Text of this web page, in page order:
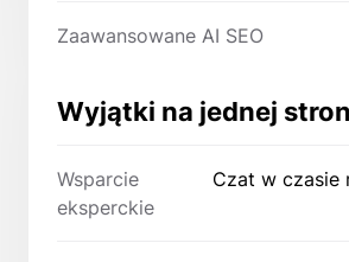
Zaawansowane AI SEO
Wyjątki na jednej
Wsparcie
eksperckie
Czat w czasie